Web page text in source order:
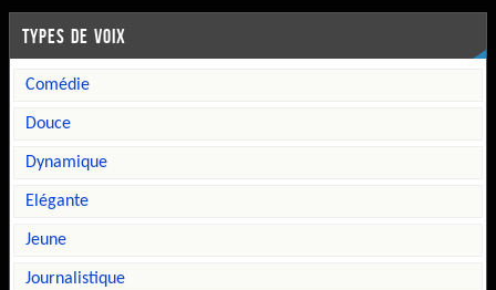
TYPES DE VOIX
comédie
douce
dynamique
elégante
jeune
journalistique